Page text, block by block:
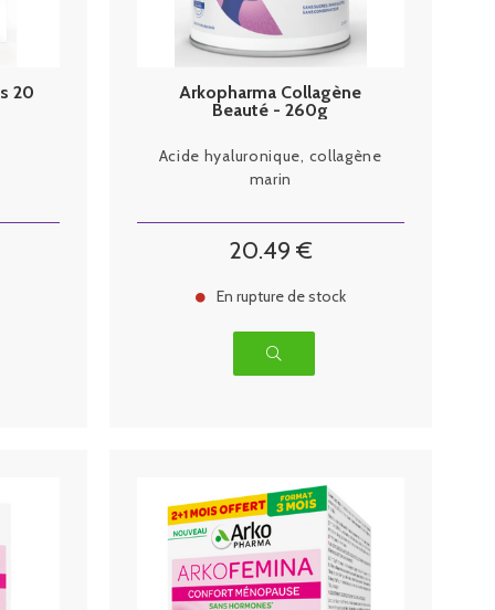
20
Arkopharma Collagène
Beauté - 260g
Acide hyaluronique, collagène
marin
20.49 €
En rupture de stock